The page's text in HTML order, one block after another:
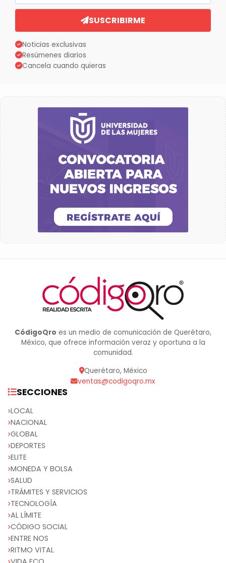
SUSCRIBIRME
Noticias exclusivas
Resúmenes diarios
Cancela cuando quieras
CódigoQro es un medio de comunicación de Querétaro,
México, que ofrece información veraz y oportuna a la
comunidad.
Querétaro, México
ventas@codigoqro.mx
SECCIONES
LOCAL
NACIONAL
GLOBAL
DEPORTES
ELITE
MONEDA Y BOLSA
SALUD
TRÁMITES Y SERVICIOS
TECNOLOGÍA
AL LÍMITE
CÓDIGO SOCIAL
ENTRE NOS
RITMO VITAL